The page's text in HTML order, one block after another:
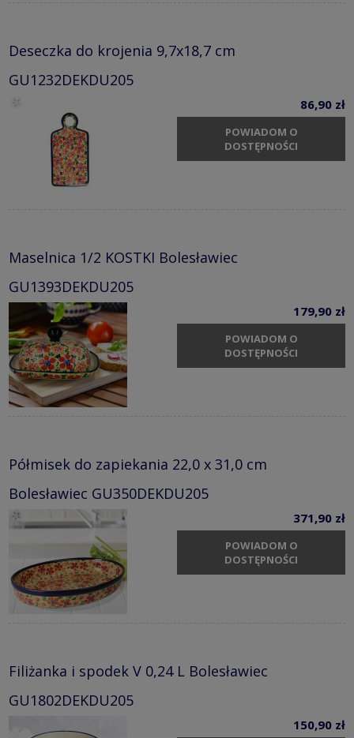
Deseczka do krojenia 9,7x18,7 cm
GU1232DEKDU205
86,90 zł
POWIADOM O
DOSTĘPNOŚCI
Maselnica 1/2 KOSTKI Bolesławiec
GU1393DEKDU205
179,90 zł
POWIADOM O
DOSTĘPNOŚCI
Półmisek do zapiekania 22,0 x 31,0 cm
Bolesławiec GU350DEKDU205
371,90 zł
POWIADOM O
DOSTĘPNOŚCI
Filiżanka i spodek V 0,24 L Bolesławiec
GU1802DEKDU205
150,90 zł